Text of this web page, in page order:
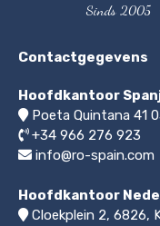
Sinds 2005
Contactgegevens
Hoofdkantoor
Poeta Quintana 41
+34 966 276 923
info@ro-spain.com
Hoofdkantoor
Cloekplein 2, 6826,